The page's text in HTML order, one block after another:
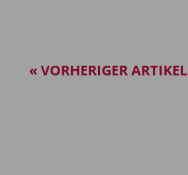
« VORHERIGER ARTIKEL